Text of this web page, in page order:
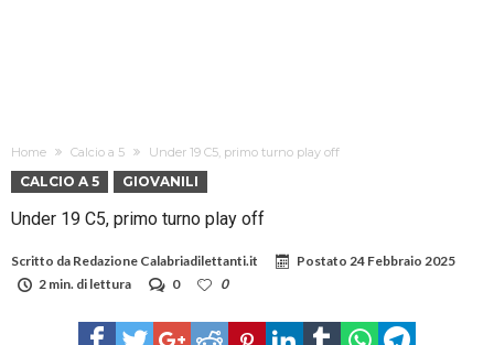
Home Calcio a 5 Under 19 C5, primo turno play off
CALCIO A 5 GIOVANILI
Under 19 C5, primo turno play off
Scritto da Redazione Calabriadilettanti.it Postato 24 Febbraio 2025
2 min. di lettura
0 0